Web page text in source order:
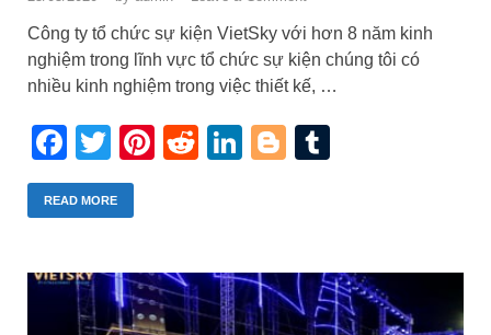
Công ty tổ chức sự kiện VietSky với hơn 8 năm kinh
nghiệm trong lĩnh vực tổ chức sự kiện chúng tôi có
nhiều kinh nghiệm trong việc thiết kế, …
Facebook
Twitter
Pinterest
RedditLinkedIn
Blogger
READ MORE